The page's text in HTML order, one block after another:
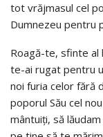
tot vrăjmasul cel
Dumnezeu pentru
Roagă-te, sfinte al
te-ai rugat pentru
noi furia celor fără
poporul Său cel
mântuiți, să